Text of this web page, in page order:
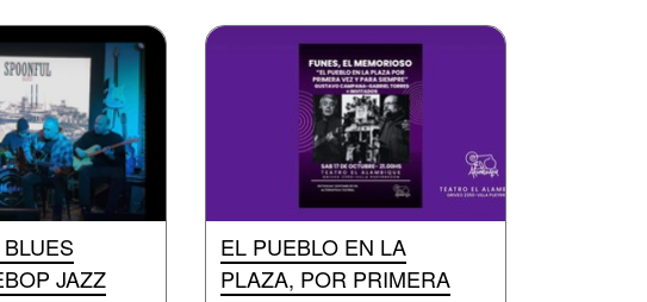
JAZZ
EL PUEBLO EN LA
PLAZA, POR PRIMERA